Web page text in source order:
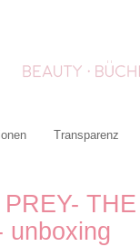
Transparenz
unboxing